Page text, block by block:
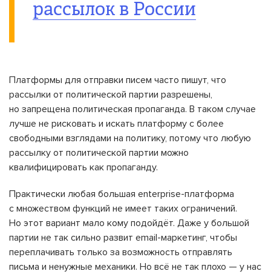
рассылок в России
Платформы для отправки писем часто пишут, что
рассылки от политической партии разрешены,
но запрещена политическая пропаганда. В таком случае
лучше не рисковать и искать платформу с более
свободными взглядами на политику, потому что любую
рассылку от политической партии можно
квалифицировать как пропаганду.
Практически любая большая enterprise-платформа
с множеством функций не имеет таких ограничений.
Но этот вариант мало кому подойдёт. Даже у большой
партии не так сильно развит email-маркетинг, чтобы
переплачивать только за возможность отправлять
письма и ненужные механики. Но всё не так плохо — у нас